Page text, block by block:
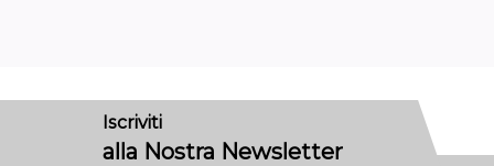
Iscriviti
alla Nostra Newsletter